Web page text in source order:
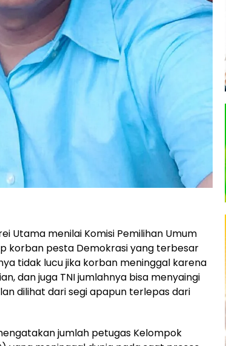
Utama menilai Komisi Pemilihan Umum
korban pesta Demokrasi yang terbesar
tidak lucu jika korban meninggal karena
dan juga TNI jumlahnya bisa menyaingi
dilihat dari segi apapun terlepas dari
jumlah petugas Kelompok